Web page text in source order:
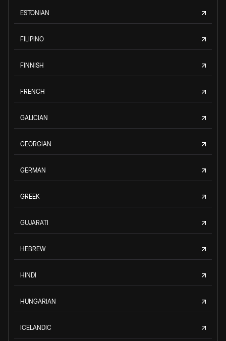
ESTONIAN
FILIPINO
FINNISH
FRENCH
GALICIAN
GEORGIAN
GERMAN
GREEK
GUJARATI
HEBREW
HINDI
HUNGARIAN
ICELANDIC